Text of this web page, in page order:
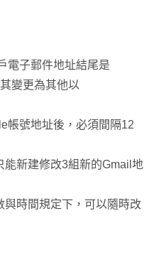
電子郵件地址結尾是
變更為其他以
帳號地址後，必須間隔12
能新建修改3組新的Gmail地
與時間規定下，可以隨時改